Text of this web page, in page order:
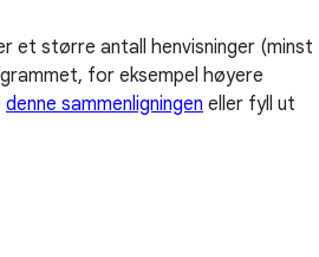
et større antall henvisninger (minst
for eksempel høyere
denne sammenligningen eller fyll ut